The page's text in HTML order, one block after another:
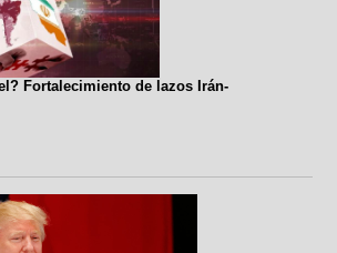
Fortalecimiento de lazos Irán-